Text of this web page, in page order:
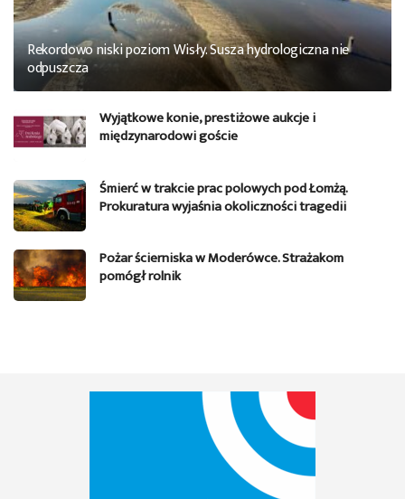
Rekordowo niski poziom Wisły. Susza hydrologiczna nie
odpuszcza
Wyjątkowe konie, prestiżowe aukcje i
międzynarodowi goście
Śmierć w trakcie prac polowych pod Łomżą.
Prokuratura wyjaśnia okoliczności tragedii
Pożar ścierniska w Moderówce. Strażakom
pomógł rolnik